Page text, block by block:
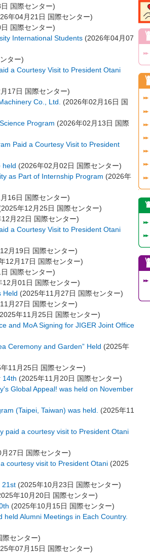
国際センター)
年04月21日 国際センター)
国際センター)
International Students(2026年04月07
ター)
a Courtesy Visit to President Otani
17日 国際センター)
Co., Ltd.
(2026年02月16日 国
Program (2026年02月13日 国際
Paid a Courtesy Visit to President
held (2026年02月02日 国際センター)
as Part of Internship Program (2026年
16日 国際センター)
2025年12月25日 国際センター)
月22日 国際センター)
a Courtesy Visit to President Otani
月19日 国際センター)
12月17日 国際センター)
国際センター)
12月01日 国際センター)
Held (2025年11月27日 国際センター)
月27日 国際センター)
年11月25日 国際センター)
and MoA Signing for JIGER Joint Office
Ceremony and Garden” Held (2025年
11月25日 国際センター)
14th (2025年11月20日 国際センター)
Global Appeal! was held on November
(Taipei, Taiwan) was held.
(2025年11
paid a courtesy visit to President Otani
27日 国際センター)
courtesy visit to President Otani(2025
21st(2025年10月23日 国際センター)
年10月20日 国際センター)
(2025年10月15日 国際センター)
Alumni Meetings in Each Country.
際センター)
年07月15日 国際センター)